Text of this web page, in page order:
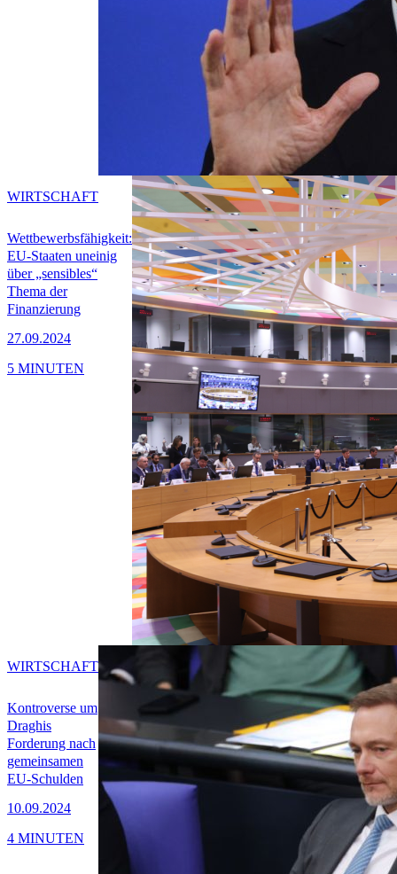
Wettbewerbsfähigkeit:
EU-Staaten uneinig
über „sensibles“
Thema der
Finanzierung
27.09.2024
WIRTSCHAFT
5 MINUTEN
Kontroverse um
Draghis
Forderung nach
gemeinsamen
EU-Schulden
10.09.2024
WIRTSCHAFT
4 MINUTEN